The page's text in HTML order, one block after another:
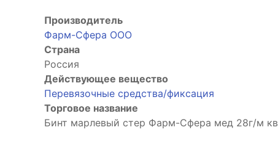
Производитель
Фарм-Сфера ООО
Страна
Россия
Действующее вещество
Перевязочные средства/фиксация
Торговое название
Бинт марлевый стер Фарм-Сфера мед 28г/м кв